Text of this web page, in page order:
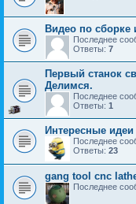
Видео по сборке
Последнее
Ответы: 7
Первый станок
Делимся.
Последнее
Ответы: 1
Интересные идеи
Последнее
Ответы: 23
gang tool cnc
Последнее